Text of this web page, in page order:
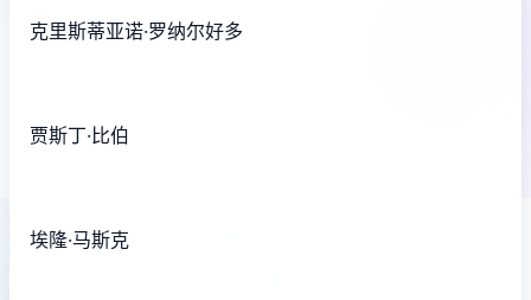
克里斯蒂亚诺·罗纳尔好多
贾斯丁·比伯
埃隆·马斯克